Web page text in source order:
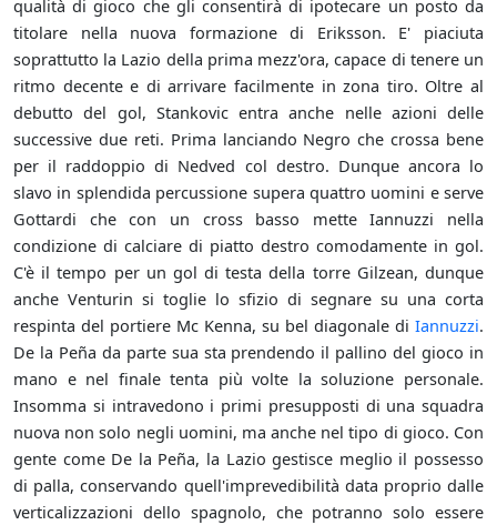
qualità di gioco che gli consentirà di ipotecare un posto da
titolare nella nuova formazione di Eriksson. E' piaciuta
soprattutto la Lazio della prima mezz'ora, capace di tenere un
ritmo decente e di arrivare facilmente in zona tiro. Oltre al
debutto del gol, Stankovic entra anche nelle azioni delle
successive due reti. Prima lanciando Negro che crossa bene
per il raddoppio di Nedved col destro. Dunque ancora lo
slavo in splendida percussione supera quattro uomini e serve
Gottardi che con un cross basso mette Iannuzzi nella
condizione di calciare di piatto destro comodamente in gol.
C'è il tempo per un gol di testa della torre Gilzean, dunque
anche Venturin si toglie lo sfizio di segnare su una corta
respinta del portiere Mc Kenna, su bel diagonale di Iannuzzi.
De la Peña da parte sua sta prendendo il pallino del gioco in
mano e nel finale tenta più volte la soluzione personale.
Insomma si intravedono i primi presupposti di una squadra
nuova non solo negli uomini, ma anche nel tipo di gioco. Con
gente come De la Peña, la Lazio gestisce meglio il possesso
di palla, conservando quell'imprevedibilità data proprio dalle
verticalizzazioni dello spagnolo, che potranno solo essere